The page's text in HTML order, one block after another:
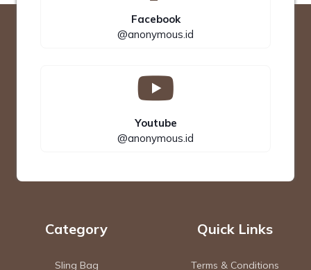
Facebook
@anonymous.id
Youtube
@anonymous.id
Category
Sling Bag
Quick Links
Terms & Conditions